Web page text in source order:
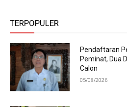
TERPOPULER
Pendaftaran
Peminat, Dua
Calon
05/08/2026